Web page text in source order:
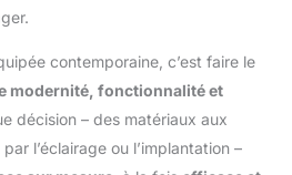
contemporaine, c’est faire le
modernité, fonctionnalité et
décision – des matériaux aux
l’éclairage ou l’implantation –